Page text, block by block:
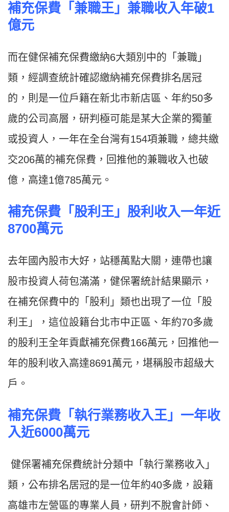
補充保費「兼職王」兼職收入年破1
億元
而在健保補充保費繳納6大類別中的「兼職」
類，經調查統計確認繳納補充保費排名居冠
的，則是一位戶籍在新北市新店區、年約50多
歲的公司高層，研判極可能是某大企業的獨董
或投資人，一年在全台灣有154項兼職，總共繳
交206萬的補充保費，回推他的兼職收入也破
億，高達1億785萬元。
補充保費「股利王」股利收入一年近
8700萬元
去年國內股市大好，站穩萬點大關，連帶也讓
股市投資人荷包滿滿，健保署統計結果顯示，
在補充保費中的「股利」類也出現了一位「股
利王」，這位設籍台北市中正區、年約70多歲
的股利王全年貢獻補充保費166萬元，回推他一
年的股利收入高達8691萬元，堪稱股市超級大
戶。
補充保費「執行業務收入王」一年收
入近6000萬元
健保署補充保費統計分類中「執行業務收入」
類，公布排名居冠的是一位年約40多歲，設籍
高雄市左營區的專業人員，研判不脫會計師、